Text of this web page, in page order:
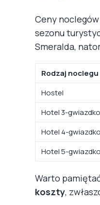
Ceny
sezonu
Smeralda,
Rodzaj noclegu
Hostel
Hotel 3-
Hotel 4-
Hotel 5-
Warto
koszty,